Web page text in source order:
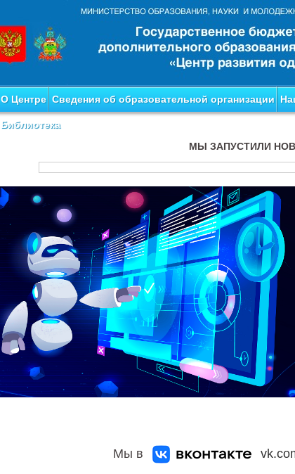
О Центре Сведения об образовательной организации
Библиотека
МЫ ЗАПУСТИЛИ
Мы в